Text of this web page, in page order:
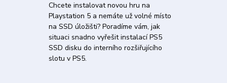
Chcete instalovat novou hru na
Playstation 5 a nemáte už volné místo
na SSD úložišti? Poradíme vám, jak
situaci snadno vyřešit instalací PS5
SSD disku do interního rozšiřujícího
slotu v PS5.